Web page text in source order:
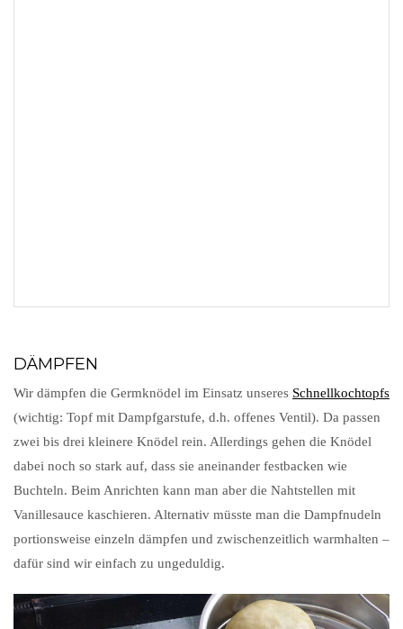
DÄMPFEN
Wir dämpfen die Germknödel im Einsatz unseres Schnellkochtopfs
(wichtig: Topf mit Dampfgarstufe, d.h. offenes Ventil). Da passen
zwei bis drei kleinere Knödel rein. Allerdings gehen die Knödel
dabei noch so stark auf, dass sie aneinander festbacken wie
Buchteln. Beim Anrichten kann man aber die Nahtstellen mit
Vanillesauce kaschieren. Alternativ müsste man die Dampfnudeln
portionsweise einzeln dämpfen und zwischenzeitlich warmhalten –
dafür sind wir einfach zu ungeduldig.